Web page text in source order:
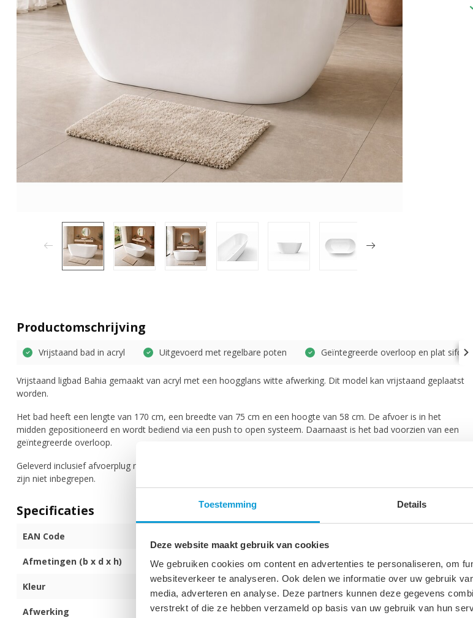
Toestemming Details
Deze website maakt gebruik van cookies
We gebruiken cookies om content en advertenties te personaliseren, om
websiteverkeer te analyseren. Ook delen we informatie over uw gebruik
media, adverteren en analyse. Deze partners kunnen deze gegevens
verstrekt of die ze hebben verzameld op basis van uw gebruik van hun
Productomschrijving
Vrijstaand bad in acryl Uitgevoerd met regelbare poten Geïntegreerde overloop en plat sifon
Vrijstaand ligbad Bahia gemaakt van acryl met een hoogglans witte afwerking. Dit model kan vrijstaand geplaatst
worden.
Het bad heeft een lengte van 170 cm, een breedte van 75 cm en een hoogte van 58 cm. De afvoer is in het
midden gepositioneerd en wordt bediend via een push to open systeem. Daarnaast is het bad voorzien van een
geïntegreerde overloop.
Geleverd inclusief afvoerplug met uitloop en verstelbare poten. Een badkraan en aanvullende afvoeronderdelen
zijn niet inbegrepen.
Specificaties
EAN Code
Afmetingen (b x d x h) 170 x 75 x 58cm
Kleur Hoogglans wit
Afwerking Hoogglans